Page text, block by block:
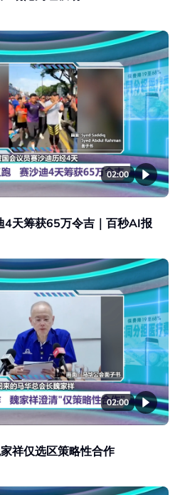
02:00
天筹获65万令吉｜百秒AI报
02:00
祥仅选区策略性合作